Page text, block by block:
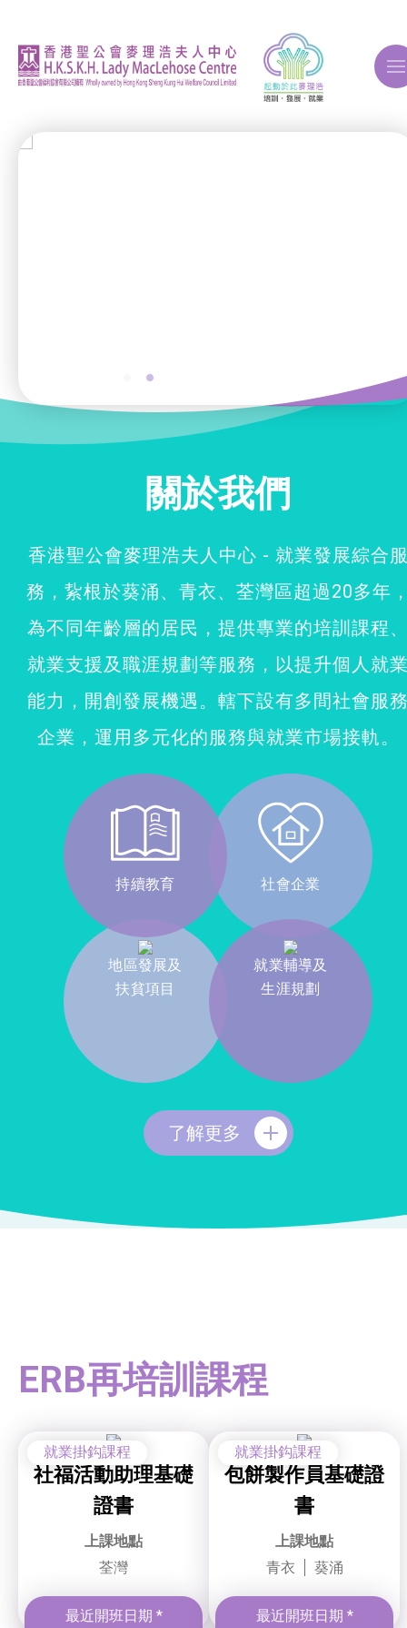
最新消息
關於我們
香港聖公會麥理浩夫人中心 - 就業發展綜合
務，紥根於葵涌、青衣、荃灣區超過20多年
為不同年齡層的居民，提供專業的培訓課程
就業支援及職涯規劃等服務，以提升個人就
能力，開創發展機遇。轄下設有多間社會服
企業，運用多元化的服務與就業市場接軌。
持續教育 社會企業
地區發展及
扶貧項目
就業輔導及
生涯規劃
了解更多
ERB再培訓課程
就業掛鈎課程
社福活動助理基礎
證書
上課地點
荃灣
最近開班日期 *
就業掛鈎課程
包餅製作員基礎證
書
上課地點
青衣
葵涌
最近開班日期 *